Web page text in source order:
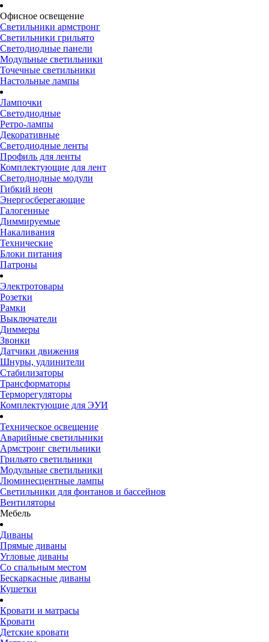
Офисное освещение
Светильники армстронг
Светильники грильято
Светодиодные панели
Модульные светильники
Точечные светильники
Настольные лампы
Лампочки
Светодиодные
Ретро-лампы
Декоративные
Светодиодные ленты
Профиль для ленты
Комплектующие для лент
Светодиодные модули
Гибкий неон
Энергосберегающие
Галогенные
Диммируемые
Накаливания
Технические
Блоки питания
Патроны
Электротовары
Розетки
Рамки
Выключатели
Диммеры
Звонки
Датчики движения
Шнуры, удлинители
Стабилизаторы
Трансформаторы
Терморегуляторы
Комплектующие для ЭУИ
Техническое освещение
Аварийные светильники
Армстронг светильники
Грильято светильники
Модульные светильники
Люминесцентные лампы
Светильники для фонтанов и бассейнов
Вентиляторы
Мебель
Диваны
Прямые диваны
Угловые диваны
Со спальным местом
Бескаркасные диваны
Кушетки
Кровати и матрасы
Кровати
Детские кровати